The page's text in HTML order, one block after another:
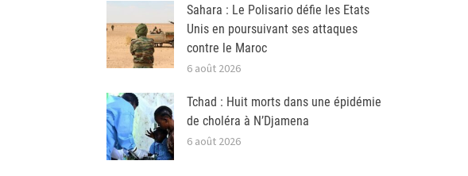
Sahara : Le Polisario défie les Etats
Unis en poursuivant ses attaques
contre le Maroc
6 août 2026
Tchad : Huit morts dans une épidémie
de choléra à N’Djamena
6 août 2026